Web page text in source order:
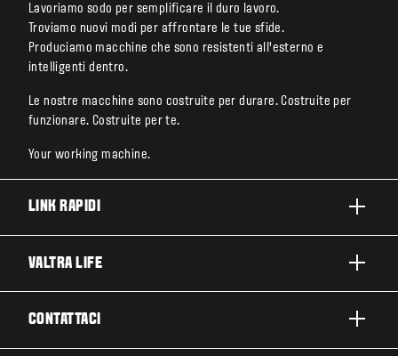
Lavoriamo sodo per semplificare il duro lavoro.
Troviamo nuovi modi per affrontare le tue sfide.
Produciamo macchine che sono resistenti all’esterno e
intelligenti dentro.
Le nostre macchine sono costruite per durare. Costruite per
funzionare. Costruite per te.
Your working machine.
LINK RAPIDI
TECNOLOGIE VALTRA
VALTRA LIFE
CONTATTACI